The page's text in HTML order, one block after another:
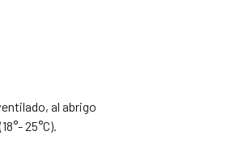
al abrigo
25°C).